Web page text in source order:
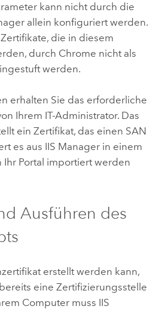
kann nicht durch die
allein konfiguriert werden.
die in diesem
durch Chrome nicht als
werden.
erhalten Sie das erforderliche
Ihrem IT-Administrator. Das
ein Zertifikat, das einen SAN
es aus IIS Manager in einem
Ihr Portal importiert werden
Ausführen des
erstellt werden kann,
eine Zertifizierungsstelle
Computer muss IIS